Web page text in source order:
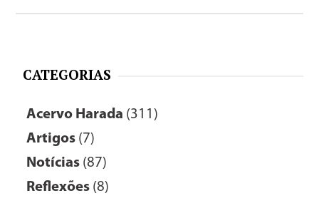
CATEGORIAS
Acervo Harada (311)
Artigos (7)
Notícias (87)
Reflexões (8)